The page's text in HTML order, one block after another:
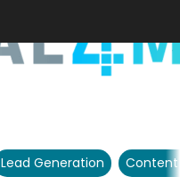
Lead Generation